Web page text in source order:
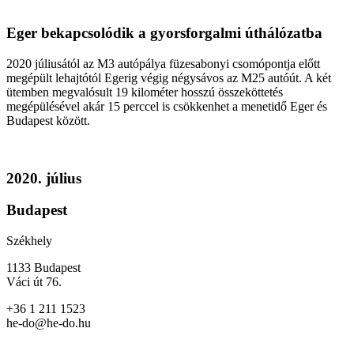
Eger bekapcsolódik a gyorsforgalmi úthálózatba
2020 júliusától az M3 autópálya füzesabonyi csomópontja előtt
megépült lehajtótól Egerig végig négysávos az M25 autóút. A két
ütemben megvalósult 19 kilométer hosszú összeköttetés
megépülésével akár 15 perccel is csökkenhet a menetidő Eger és
Budapest között.
2020. július
Budapest
Székhely
1133 Budapest
Váci út 76.
+36 1 211 1523
he-do@he-do.hu